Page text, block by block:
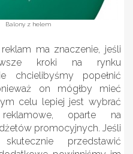
Balony z helem
ma znaczenie, jeśli
kroki na rynku
chcielibyśmy popełnić
on mógłby mieć
celu lepiej jest wybrać
oparte na
promocyjnych. Jeśli
przedstawić